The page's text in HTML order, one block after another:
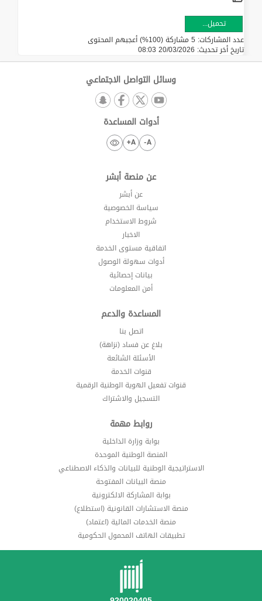
تحميل...
عدد المشاركات: 5 مشاركة (100%) أعجبهم المحتوى
تاريخ أخر تحديث: 20/03/2026 08:03
وسائل التواصل الاجتماعي
أدوات المساعدة
A-
A+
عن منصة أبشر
عن أبشر
سياسة الخصوصية
شروط الاستخدام
الاخبار
اتفاقية مستوى الخدمة
أدوات سهولة الوصول
بيانات إحصائية
أمن المعلومات
المساعدة والدعم
اتصل بنا
بلاغ عن فساد (نزاهة)
الأسئلة الشائعة
قنوات الخدمة
قنوات تفعيل الهوية الوطنية الرقمية
التسجيل والاشتراك
روابط مهمة
بوابة وزارة الداخلية
المنصة الوطنية الموحدة
الاستراتيجية الوطنية للبيانات والذكاء الاصطناعي
منصة البيانات المفتوحة
بوابة المشاركة الالكترونية
منصة الاستشارات القانونية (استطلاع)
منصة الخدمات المالية (اعتماد)
تطبيقات الهاتف المحمول الحكومية